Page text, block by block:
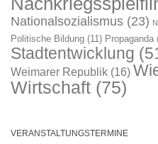
Nationalsozialismus (23)
Politische Bildung (11) Propaganda
Stadtentwicklung
Weimarer Republik (16)
Wirtschaft (75)
VERANSTALTUNGSTERMINE